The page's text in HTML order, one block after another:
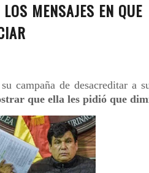
MENSAJES EN QUE
campaña de desacreditar a
que ella les pidió que